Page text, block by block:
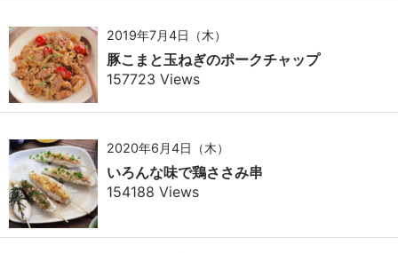
2019年7月4日（木）
豚こまと玉ねぎのポークチャップ
157723 Views
2020年6月4日（木）
いろんな味で鶏ささみ串
154188 Views